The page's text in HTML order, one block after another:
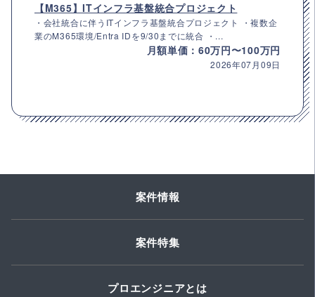
【M365】ITインフラ基盤統合プロジェクト
・会社統合に伴うITインフラ基盤統合プロジェクト ・複数企
業のM365環境/Entra IDを9/30までに統合 ・...
月額単価：60万円〜100万円
2026年07月09日
案件情報
案件特集
プロエンジニアとは